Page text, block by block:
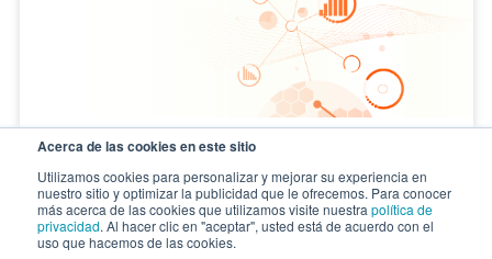
Acerca de las cookies en este sitio
Utilizamos cookies para personalizar y mejorar su experiencia en
nuestro sitio y optimizar la publicidad que le ofrecemos. Para conocer
más acerca de las cookies que utilizamos visite nuestra política de
privacidad. Al hacer clic en "aceptar", usted está de acuerdo con el
uso que hacemos de las cookies.
Cómo la IA impulsa tus ventas,
marketing y servicio al cliente
La inteligencia artificial (IA) dejó de ser
una promesa futurista para convertirse en